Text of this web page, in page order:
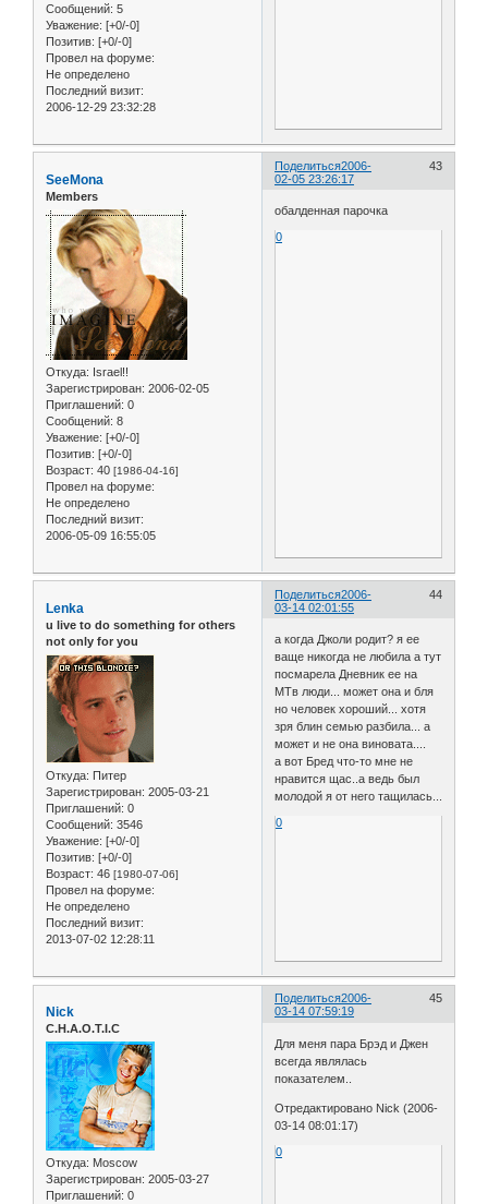
Сообщений: 5
Уважение: [+0/-0]
Позитив: [+0/-0]
Провел на форуме:
Не определено
Последний визит:
2006-12-29 23:32:28
Поделиться 43
2006-
02-05 23:26:17
SeeMona
Members
Откуда: Israel!!
Зарегистрирован: 2006-02-05
Приглашений: 0
Сообщений: 8
Уважение: [+0/-0]
Позитив: [+0/-0]
Возраст: 40 [1986-04-16]
Провел на форуме:
Не определено
Последний визит:
2006-05-09 16:55:05
обалденная парочка
0
Поделиться 44
2006-
03-14 02:01:55
Lenka
u live to do something for others
not only for you
Откуда: Питер
Зарегистрирован: 2005-03-21
Приглашений: 0
Сообщений: 3546
Уважение: [+0/-0]
Позитив: [+0/-0]
Возраст: 46 [1980-07-06]
Провел на форуме:
Не определено
Последний визит:
2013-07-02 12:28:11
а когда Джоли родит? я ее
ваще никогда не любила а тут
посмарела Дневник ее на
МТв люди... может она и бля
но человек хороший... хотя
зря блин семью разбила... а
может и не она виновата....
а вот Бред что-то мне не
нравится щас..а ведь был
молодой я от него тащилась...
0
Поделиться 45
2006-
03-14 07:59:19
Nick
C.H.A.O.T.I.C
Откуда: Moscow
Зарегистрирован: 2005-03-27
Приглашений: 0
Для меня пара Брэд и Джен
всегда являлась
показателем..
Отредактировано Nick (2006-
03-14 08:01:17)
0